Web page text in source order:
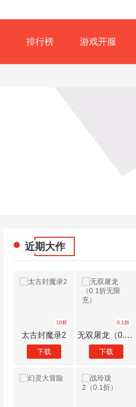
排行榜 游戏开服
近期大作
10折
太古封魔录2
下载
0.1折
无双屠龙（0.1折无限充）
下载